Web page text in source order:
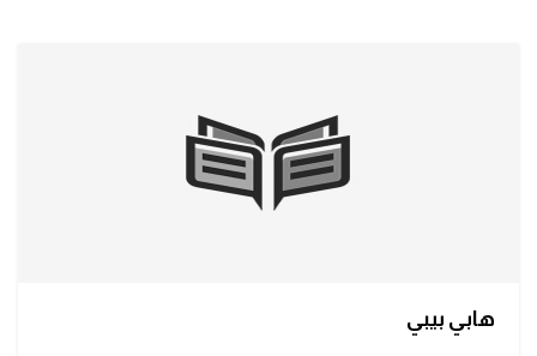
هابي بيبي